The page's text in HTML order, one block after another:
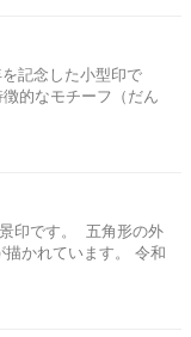
記念した小型印で
的なモチーフ（だん
印です。 五角形の外
かれています。 令和